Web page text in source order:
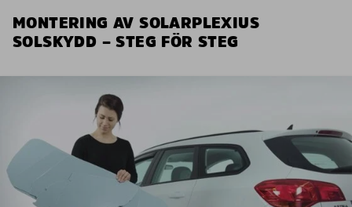
MONTERING AV SOLARPLEXIUS
SOLSKYDD – STEG FÖR STEG